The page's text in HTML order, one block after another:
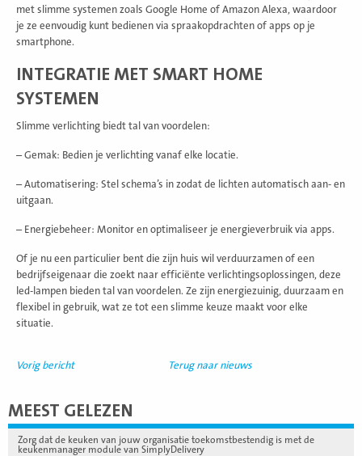
met slimme systemen zoals Google Home of Amazon Alexa, waardoor
je ze eenvoudig kunt bedienen via spraakopdrachten of apps op je
smartphone.
INTEGRATIE MET SMART HOME
SYSTEMEN
Slimme verlichting biedt tal van voordelen:
– Gemak: Bedien je verlichting vanaf elke locatie.
– Automatisering: Stel schema’s in zodat de lichten automatisch aan- en
uitgaan.
– Energiebeheer: Monitor en optimaliseer je energieverbruik via apps.
Of je nu een particulier bent die zijn huis wil verduurzamen of een
bedrijfseigenaar die zoekt naar efficiënte verlichtingsoplossingen, deze
led-lampen bieden tal van voordelen. Ze zijn energiezuinig, duurzaam en
flexibel in gebruik, wat ze tot een slimme keuze maakt voor elke
situatie.
Vorig bericht Terug naar nieuws
MEEST GELEZEN
Zorg dat de keuken van jouw organisatie toekomstbestendig is met de
keukenmanager module van SimplyDelivery